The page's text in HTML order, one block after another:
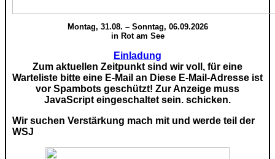
Montag, 31.08. – Sonntag, 06.09.2026
in Rot am See
Einladung
Zum aktuellen Zeitpunkt sind wir voll, für eine
Warteliste bitte eine E-Mail an Diese E-Mail-Adresse ist
vor Spambots geschützt! Zur Anzeige muss
JavaScript eingeschaltet sein. schicken.
Wir suchen Verstärkung mach mit und werde teil der
WSJ